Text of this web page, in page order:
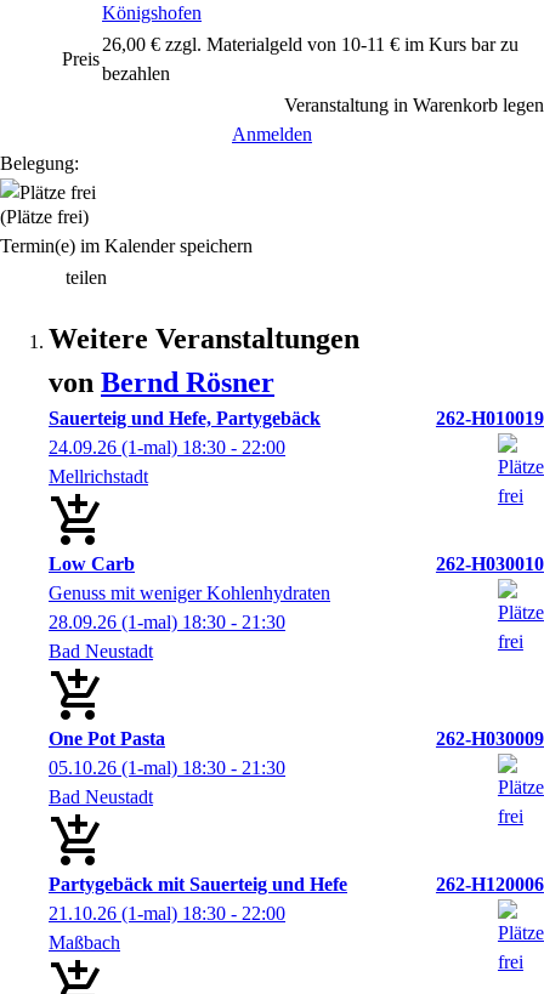
Königshofen
Preis
26,00 € zzgl. Materialgeld von 10-11 € im Kurs bar zu
bezahlen
Veranstaltung in Warenkorb legen
Anmelden
Belegung:
(Plätze frei)
Termin(e) im Kalender speichern
teilen
Weitere Veranstaltungen
von Bernd Rösner
Sauerteig und Hefe, Partygebäck
262-H010019
24.09.26 (1-mal) 18:30 - 22:00
Mellrichstadt
Low Carb
262-H030010
Genuss mit weniger Kohlenhydraten
28.09.26 (1-mal) 18:30 - 21:30
Bad Neustadt
One Pot Pasta
262-H030009
05.10.26 (1-mal) 18:30 - 21:30
Bad Neustadt
Partygebäck mit Sauerteig und Hefe
262-H120006
21.10.26 (1-mal) 18:30 - 22:00
Maßbach